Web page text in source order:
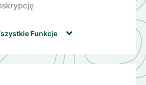
Funkcje 